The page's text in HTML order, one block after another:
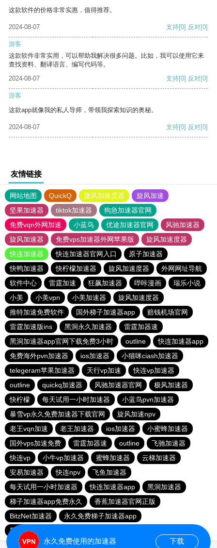
这款软件的价格非常实惠，值得推荐。
2024-08-07 支持[0] 反对[0]
游客
这款软件非常实用，可以帮助我解决很多问题。比如，我可以使用它来
查找资料、翻译语言、编写代码等。
2024-08-07
支持[0] 反对[0]
游客
这款app就像我的私人导师，带领我探索知识的奥秘。
2024-08-07 支持[0] 反对[0]
友情链接
网站地图 QuickQ 旋风加速度器
旋风加速
坚果加速器
tiktok加速器
狗急加速器官网
免费vqn外网加速
小蓝鸟 优途加速器官网
风驰加速器
旋风加速器
免费vps加速器外网苹果版
旋风加速度器
快连加速器
快连加速器官网入口
原子加速器
快鸭加速器
快柠檬加速器 旋风加速度器
外网网址导航
软件中心
雷霆加速 狂飙加速器 哔咔漫画
瑞乐小说
小美
小美vpn 小美加速器
旋风加速度器
推特加速免费软件
国外梯子加速器app
赔钱机场官网
雷霆加速版ins
黑洞永久加速器
雷霆加器速
黑洞加速器app官网下载免费3小时
outline
快连加速器app
免费海外pvn加速器
ios加速器
小猫咪ciash加速器
telegeram苹果加速器
天行vp加速
快连vp加速器
outline
quickq加速器 风驰加速器官网
极风加速器
快柠檬
每天试用一小时加速器
小蓝鸟pvn加速器
暴雪vp永久免费加速器下载官网
旋风加速npv
老王vqn加速
老王加速器 ios加速器
小蜜蜂加速器
国外vps加速免费
雷霆加器速 outline
飞驰加速器
快连vp
小牛vp加速器 蜜蜂加速器
云梯加速器
安易加速器
快连npv
飞鱼加速器
每天试用一小时加速器
快连加速器app
黑洞加速器
梯子加速器app免费永久
香蕉加速器官网正版
BitzNet加速器
永久免费梯子加速器app
黑洞海外npv加速梯子
永久免费使用的加速器 下载